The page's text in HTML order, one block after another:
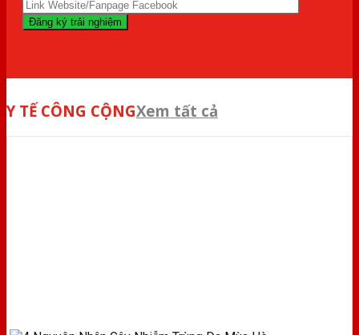
Y TẾ CÔNG CỘNGXem tất cả